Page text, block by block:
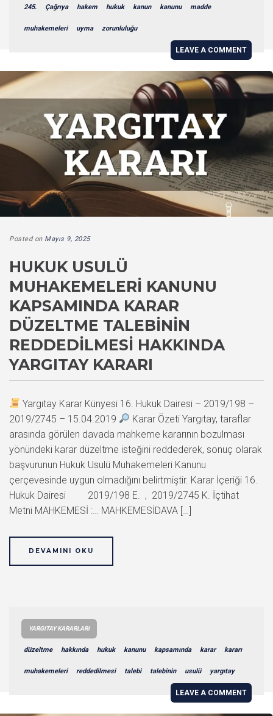
245. Çağrıya hakem hukuk kanun kanunu madde
muhakemeleri uyma zorunluluğu
LEAVE A COMMENT
Posted on Mayıs 9, 2025
HUKUK USULÜ
MUHAKEMELERI KANUNU
KAPSAMINDA KARAR
DÜZELTME TALEBININ
REDDEDILMESI HAKKINDA
YARGITAY KARARI
Yargıtay Karar Künyesi 16. Hukuk Dairesi – 2019/198 –
2019/2745 – 15.04.2019
Karar Özeti Yargıtay, taraflar
arasında görülen davada mahkeme kararının bozulması
yönündeki karar düzeltme isteğini reddederek, sonuç olarak
başvurunun Hukuk Usulü Muhakemeleri Kanunu
çerçevesinde uygun olmadığını belirtmiştir. Karar İçeriği 16.
Hukuk Dairesi 2019/198 E. , 2019/2745 K. İçtihat
Metni MAHKEMESİ :… MAHKEMESİDAVA […]
DEVAMINI OKU
YARGITAY KARARLARI
düzeltme hakkında hukuk kanunu kapsamında karar kararı
muhakemeleri reddedilmesi talebi talebinin usulü yargıtay
LEAVE A COMMENT